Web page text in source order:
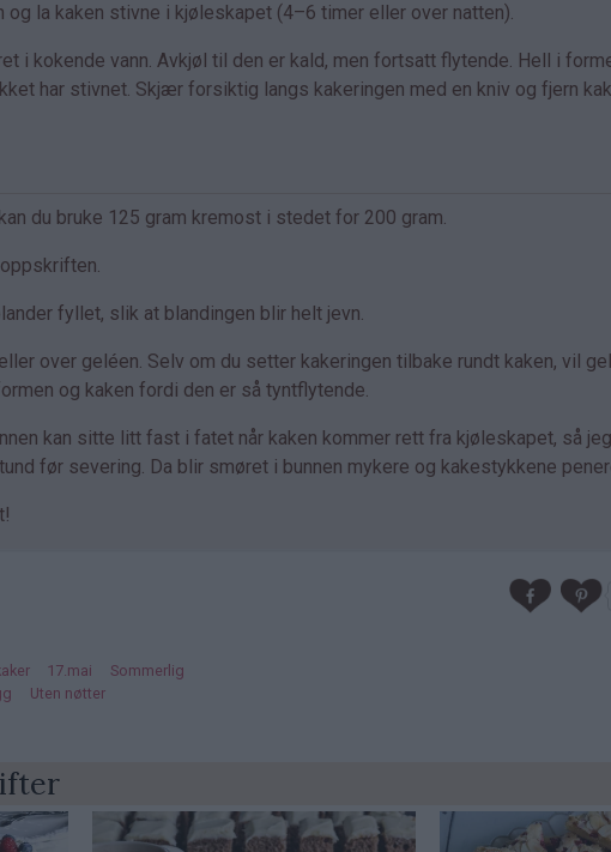
la kaken stivne i kjøleskapet (4–6 timer eller over natten).
i kokende vann. Avkjøl til den er kald, men fortsatt flytende. Hell i
har stivnet. Skjær forsiktig langs kakeringen med en kniv og fjern
du bruke 125 gram kremost i stedet for 200 gram.
fyllet, slik at blandingen blir helt jevn.
over geléen. Selv om du setter kakeringen tilbake rundt kaken, vil
og kaken fordi den er så tyntflytende.
kan sitte litt fast i fatet når kaken kommer rett fra kjøleskapet, så
før severing. Da blir smøret i bunnen mykere og kakestykkene
17.mai
Sommerlig
Uten nøtter